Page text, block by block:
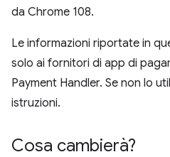
da Chrome 108.
Le informazioni riportate in
solo ai fornitori di app di
Payment Handler. Se non lo
istruzioni.
Cosa cambierà?